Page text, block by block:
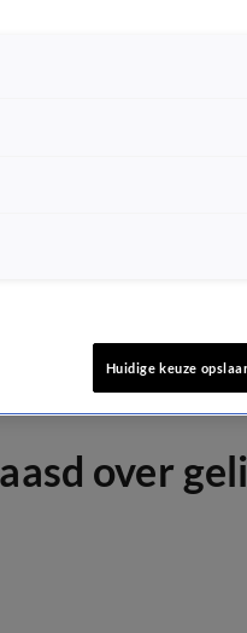
over
Huidige keuze